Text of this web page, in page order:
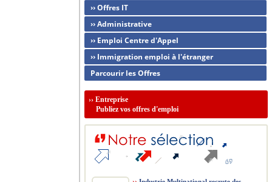
›› Offres IT
›› Administrative
›› Emploi Centre d'Appel
›› Immigration emploi à l'étranger
Parcourir les Offres
›› Entreprise
Publiez vos offres d'emploi